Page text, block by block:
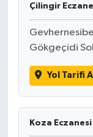
Çilingir
Gökgeçidi
Yol Tarifi Al
Koza Eczanesi